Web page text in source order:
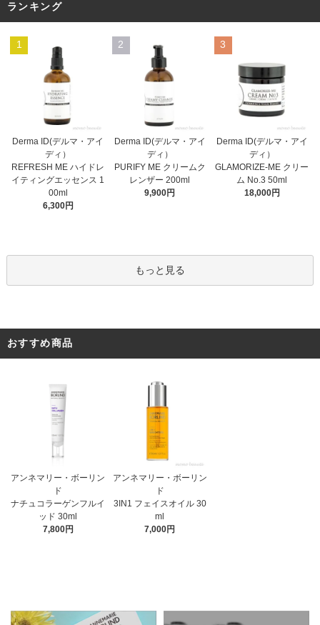
ランキング
1
Derma ID(デルマ・アイ
ディ）
REFRESH ME ハイドレ
イティングエッセンス 1
00ml
6,300円
2
Derma ID(デルマ・アイ
ディ）
PURIFY ME クリームク
レンザー 200ml
9,900円
3
Derma ID(デルマ・アイ
ディ）
GLAMORIZE-ME クリー
ム No.3 50ml
18,000円
もっと見る
おすすめ商品
アンネマリー・ボーリン
ド
ナチュコラーゲンフルイ
ッド 30ml
7,800円
アンネマリー・ボーリン
ド
3IN1 フェイスオイル 30
ml
7,000円